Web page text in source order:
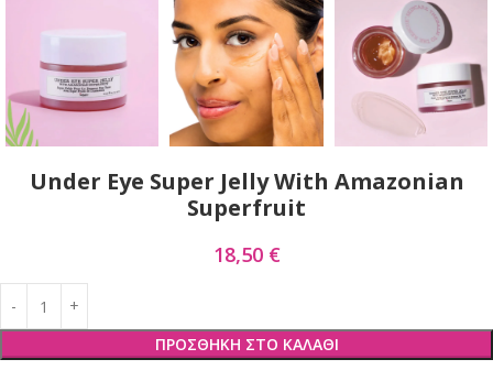
Under Eye Super Jelly With Amazonian
Superfruit
18,50 €
ΠΡΟΣΘΉΚΗ ΣΤΟ ΚΑΛΆΘΙ